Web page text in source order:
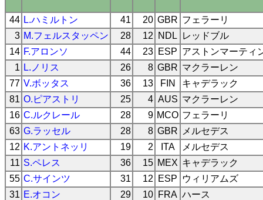
44 L.ハミルトン 41 20 GBR フェラーリ
3 M.フェルスタッペン 28 12 NDL
レッドブル
14 F.アロンソ 44 23 ESP アストンマーティ
1 L.ノリス 26 8 GBR マクラーレン
77 V.ボッタス 36 13 FIN
キャデラック
81 O.ピアストリ 25 4 AUS マクラーレン
16 C.ルクレール 28 9 MCO フェラーリ
63 G.ラッセル 28 8 GBR
メルセデス
12 K.アントネッリ 19 2 ITA
メルセデス
11 S.ペレス 36 15 MEX キャデラック
55 C.サインツ 31 12 ESP
ウィリアムズ
31 E.オコン 29 10 FRA ハース